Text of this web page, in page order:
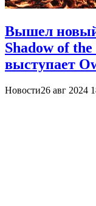
Вышел новый
Shadow of
выступает
Новости26 авг 2024